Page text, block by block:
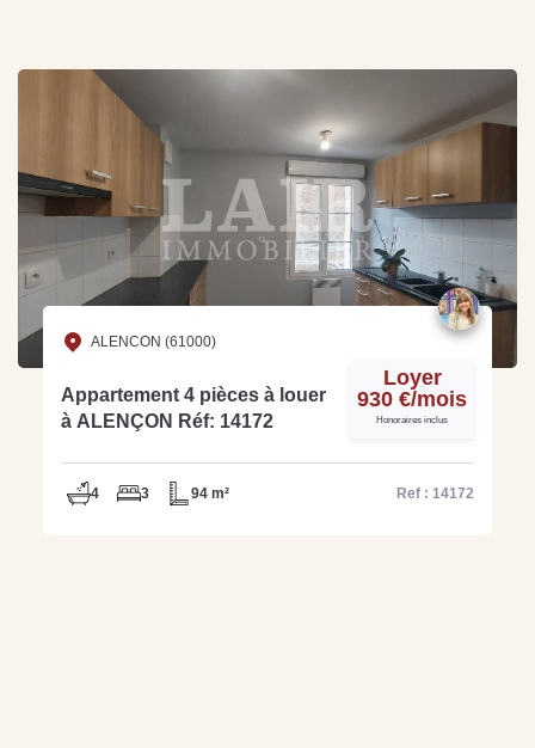
ALENCON (61000)
Appartement 4 pièces à louer
à ALENÇON Réf: 14172
Loyer
930 €/mois
Honoraires inclus
4 3 94 m² Ref : 14172